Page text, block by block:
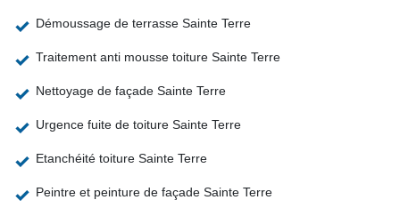
Démoussage de terrasse Sainte Terre
Traitement anti mousse toiture Sainte Terre
Nettoyage de façade Sainte Terre
Urgence fuite de toiture Sainte Terre
Etanchéité toiture Sainte Terre
Peintre et peinture de façade Sainte Terre